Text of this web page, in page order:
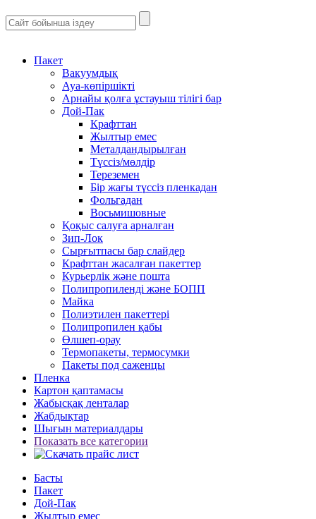
Пакет
Вакуумдық
Ауа-көпіршікті
Арнайы қолға ұстауыш тілігі бар
Дой-Пак
Крафттан
Жылтыр емес
Металдандырылған
Түссіз/мөлдір
Тереземен
Бір жағы түссіз пленкадан
Фольгадан
Восьмишовные
Қоқыс салуға арналған
Зип-Лок
Сырғытпасы бар слайдер
Крафттан жасалған пакеттер
Курьерлік және пошта
Полипропиленді және БОПП
Майка
Полиэтилен пакеттері
Полипропилен қабы
Өлшеп-орау
Термопакеты, термосумки
Пакеты под саженцы
Пленка
Картон қаптамасы
Жабысқақ ленталар
Жабдықтар
Шығын материалдары
Показать все категории
Басты
Пакет
Дой-Пак
Жылтыр емес